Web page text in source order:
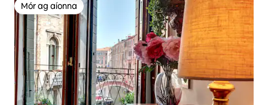
Mór ag aíonna
Mór ag aíonna